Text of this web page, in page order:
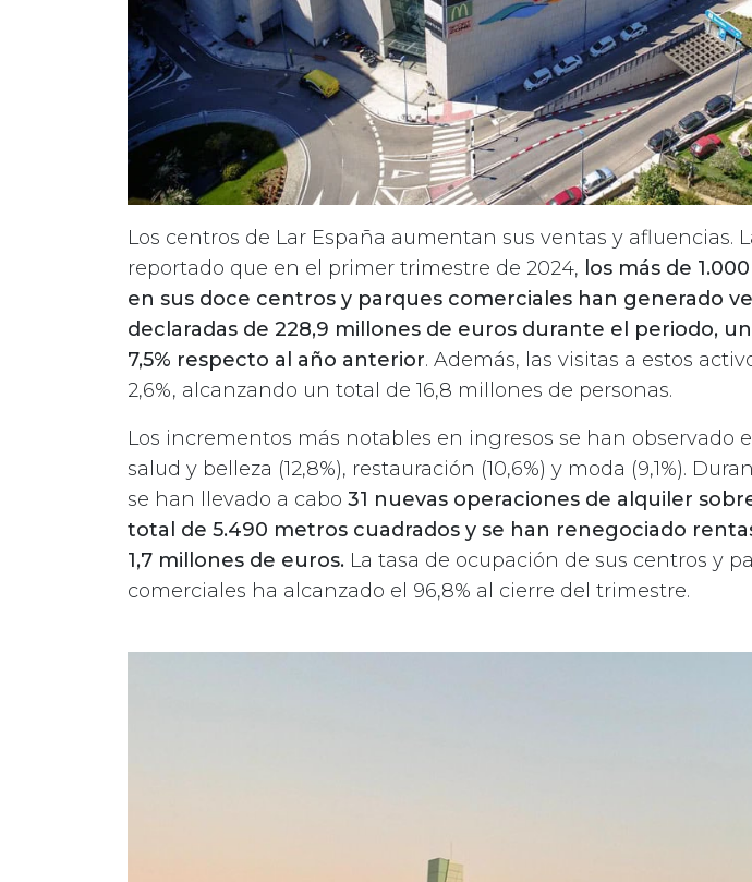
Los centros de Lar España aumentan sus ventas y afluencias.
reportado que en el primer trimestre de 2024, los más de
en sus doce centros y parques comerciales han generado
declaradas de 228,9 millones de euros durante el periodo,
7,5% respecto al año anterior. Además, las visitas a estos
2,6%, alcanzando un total de 16,8 millones de personas.
Los incrementos más notables en ingresos se han observado
salud y belleza (12,8%), restauración (10,6%) y moda (9,1%).
se han llevado a cabo 31 nuevas operaciones de alquiler
total de 5.490 metros cuadrados y se han renegociado
1,7 millones de euros. La tasa de ocupación de sus centros y
comerciales ha alcanzado el 96,8% al cierre del trimestre.